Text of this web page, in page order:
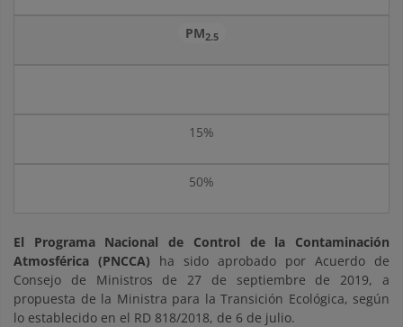
PM2.5
15%
50%
El Programa Nacional de Control de la Contaminación
Atmosférica (PNCCA) ha sido aprobado por Acuerdo de
Consejo de Ministros de 27 de septiembre de 2019, a
propuesta de la Ministra para la Transición Ecológica, según
lo establecido en el RD 818/2018, de 6 de julio.